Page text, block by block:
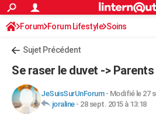
ACTUALITÉS
Politique
Société
Faits Divers
Education
Monde
Villes
+
FINANCE
Retraite
Impôts
Epargne
Immobilier
Risques naturels par ville
Banque
Assurance
Crédit
AUTO
S'inscrire
Connexion
Forum Forum Lifestyle Soins
Sujet Précédent
Se raser le duvet ->
JeSuisSurUnForum- Modifié le 27
joraline- 28 sept. 2015 à 13:18